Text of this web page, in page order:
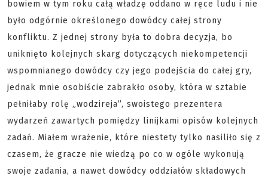
bowiem w tym roku całą władzę oddano w ręce ludu i nie
było odgórnie określonego dowódcy całej strony
konfliktu. Z jednej strony była to dobra decyzja, bo
uniknięto kolejnych skarg dotyczących niekompetencji
wspomnianego dowódcy czy jego podejścia do całej gry,
jednak mnie osobiście zabrakło osoby, która w sztabie
pełniłaby rolę „wodzireja”, swoistego prezentera
wydarzeń zawartych pomiędzy linijkami opisów kolejnych
zadań. Miałem wrażenie, które niestety tylko nasiliło się z
czasem, że gracze nie wiedzą po co w ogóle wykonują
swoje zadania, a nawet dowódcy oddziałów składowych